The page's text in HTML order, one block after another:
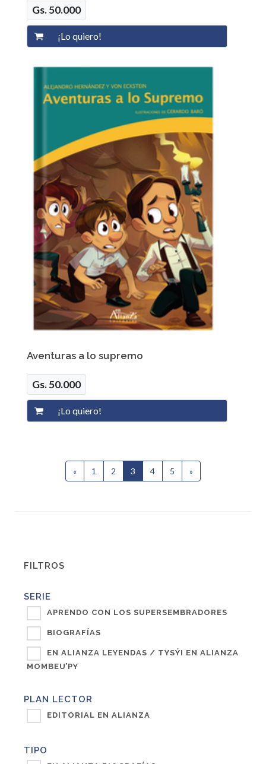
Gs. 50.000
Aventuras a lo supremo
Gs. 50.000
« Anterior
1 2 3 (current)
4 5 »
FILTROS
SERIE
APRENDO CON LOS SUPERSEMBRADORES
BIOGRAFÍAS
EN ALIANZA LEYENDAS / TYSÝI EN ALIANZA
MOMBEU’PY
PLAN LECTOR
EDITORIAL EN ALIANZA
TIPO